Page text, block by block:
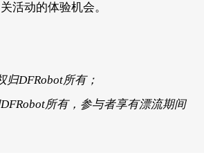
活动的体验机会。
DFRobot所有；
所有，参与者享有漂流期间